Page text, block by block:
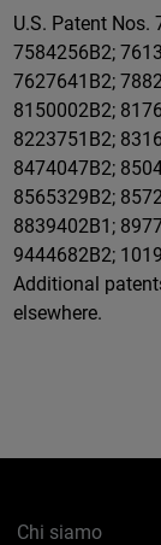
U.S. Patent Nos.
7584256B2;
7627641B2;
8150002B2;
8223751B2;
8474047B2;
8565329B2;
8839402B1;
9444682B2;
Additional
elsewhere.
Chi siamo